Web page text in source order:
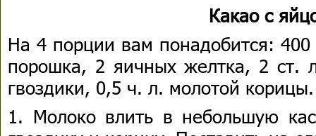
Какао с
На 4 порции вам понадобится:
порошка, 2 яичных желтка, 2 ст.
гвоздики, 0,5 ч. л. молотой корицы.
1. Молоко влить в небольшую